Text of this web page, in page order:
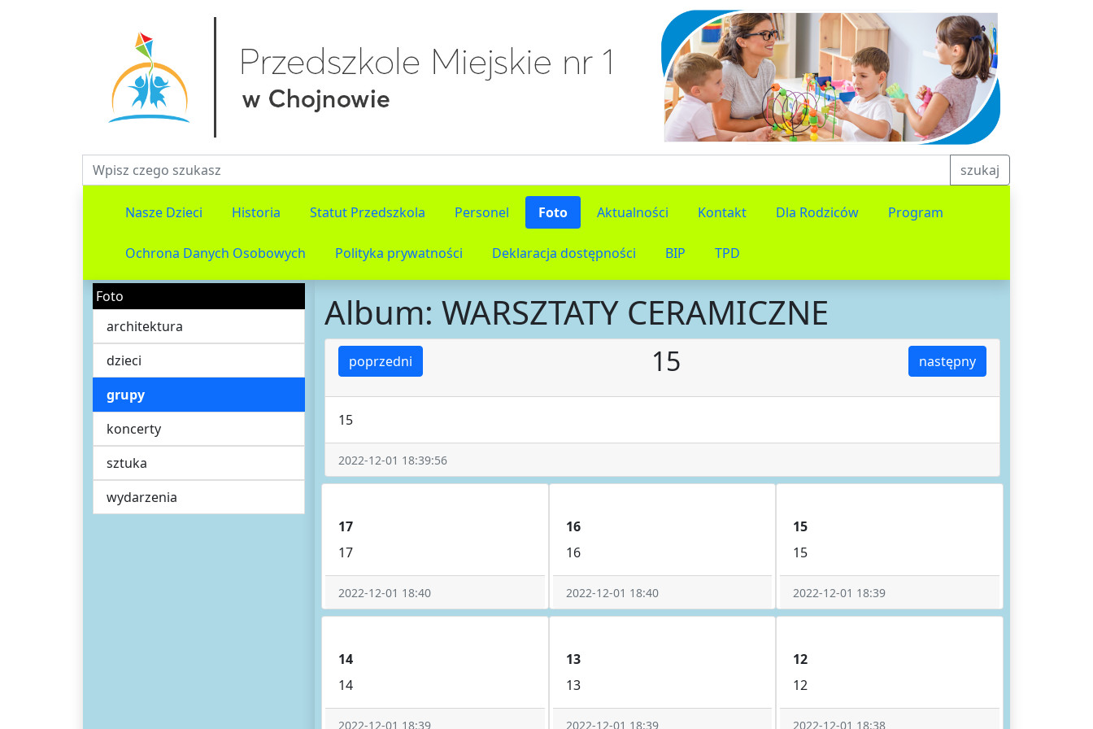
Fraza do wyszukiwania szukaj
Nasze Dzieci Historia Statut Przedszkola Personel Foto Aktualności Kontakt Dla Rodziców Program
Ochrona Danych Osobowych Polityka prywatności Deklaracja dostępności BIP TPD
Foto
architektura
dzieci
grupy
koncerty
sztuka
wydarzenia
Album: WARSZTATY CERAMICZNE
poprzedni następny
15
15
2022-12-01 18:39:56
17
17
2022-12-01 18:40
16
16
2022-12-01 18:40
15
15
2022-12-01 18:39
14
14
2022-12-01 18:39
13
13
2022-12-01 18:39
12
12
2022-12-01 18:38